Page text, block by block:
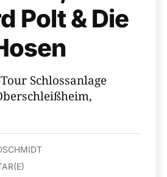
Polt & Die
Schlossanlage